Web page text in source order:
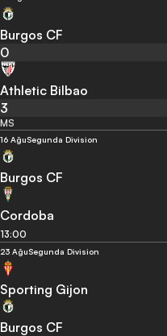
Burgos CF
0
Athletic Bilbao
3
MS
16 AğuSegunda Division
Burgos CF
Cordoba
13:00
23 AğuSegunda Division
Sporting Gijon
Burgos CF